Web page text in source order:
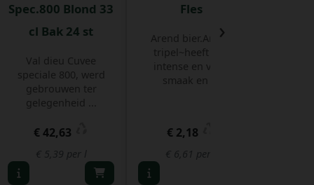
Spec.800 Blond 33
cl Bak 24 st
Val dieu Cuvee
speciale 800, werd
gebrouwen ter
gelegenheid ...
€ 42,63
€ 5,39 per l
Fles
Arend bier.Arend
tripel~heeft een
intense en volle
smaak en ...
€ 2,18
€ 6,61 per l
›